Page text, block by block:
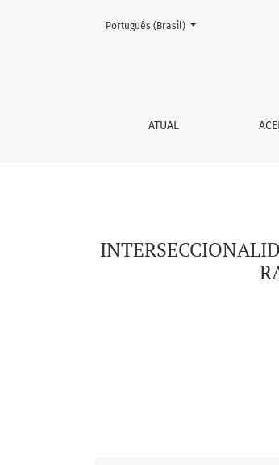
INTERSECCIONALIDADE E
ATUAL
Mudar o idioma. O atual é:
Português (Brasil)